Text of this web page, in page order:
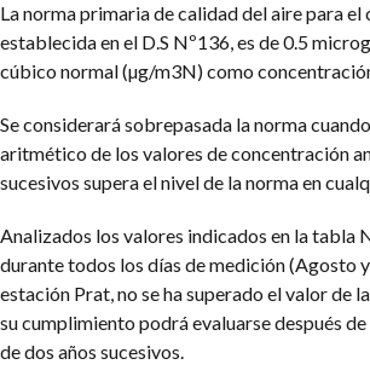
La norma primaria de calidad del aire para
establecida en el D.S Nº136, es de 0.5
cúbico normal (µg/m3N) como
Se considerará sobrepasada la norma
aritmético de los valores de concentración
sucesivos supera el nivel de la norma en
Analizados los valores indicados en la tabla
durante todos los días de medición (Agosto
estación Prat, no se ha superado el valor de
su cumplimiento podrá evaluarse después
de dos años sucesivos.